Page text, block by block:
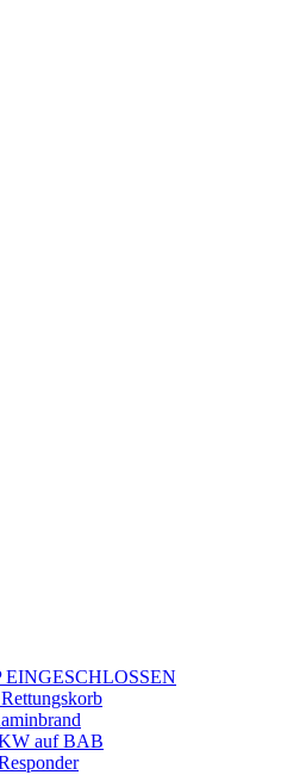
EINGESCHLOSSEN
auf BAB